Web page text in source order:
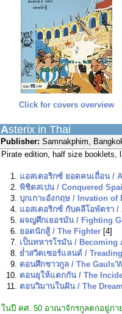
Click for covers overview
Asterix in Thai
Publisher: Samnakphim,
Pirate edition, half size booklets,
แอสเตอริกซ์ ยอดคนเถื่อน /
พิชิตสเปน / Conquered
บุกเกาะอังกฤษ / Invation of
แอสเตอริกซ์ กับคลีโอพัตรา /
ผจญศึกเยอรมัน / Fighting
ยอดนักสู้ / The Fighter[4]
เป็นทหารโรมัน / Becoming
ยํ่าสวิตเซอร์แลนด์ /
ตอนศึกชาวกูล / The
ตอนยุให้แตกกัน / The
ตอนวิมานในฝัน / The
ในปี คศ. 50 อาณาจักรกูลตกอยู่ภา